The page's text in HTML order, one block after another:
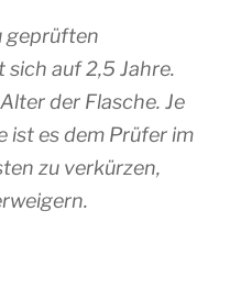
geprüften
auf 2,5 Jahre.
der Flasche. Je
ist es dem Prüfer im
zu verkürzen,